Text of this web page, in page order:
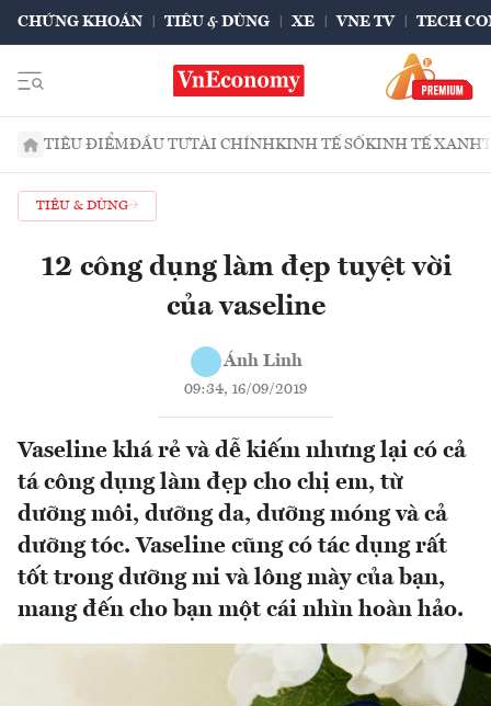
CHỨNG KHOÁN TIÊU & DÙNG XE VNE TV TECH
TIÊU ĐIỂMĐẦU TƯTÀI CHÍNHKINH TẾ SỐKINH TẾ XANH
TIÊU & DÙNG
12 công dụng làm đẹp tuyệt vời
của vaseline
Ánh Linh
09:34, 16/09/2019
Vaseline khá rẻ và dễ kiếm nhưng lại có cả
tá công dụng làm đẹp cho chị em, từ
dưỡng môi, dưỡng da, dưỡng móng và cả
dưỡng tóc. Vaseline cũng có tác dụng rất
tốt trong dưỡng mi và lông mày của bạn,
mang đến cho bạn một cái nhìn hoàn hảo.